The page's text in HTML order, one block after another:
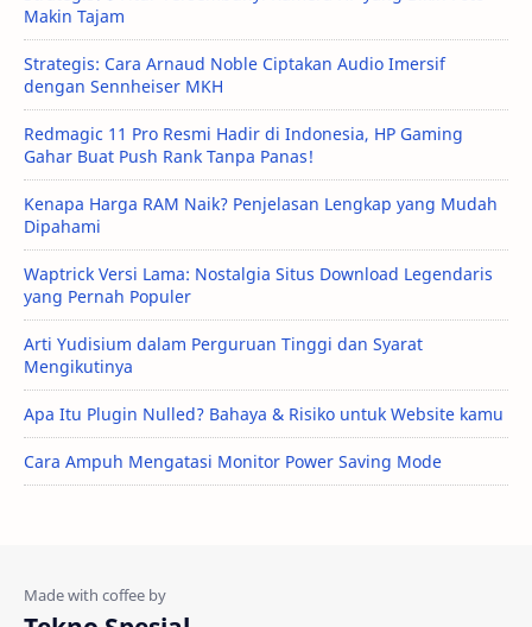
Makin Tajam
Strategis: Cara Arnaud Noble Ciptakan Audio Imersif
dengan Sennheiser MKH
Redmagic 11 Pro Resmi Hadir di Indonesia, HP Gaming
Gahar Buat Push Rank Tanpa Panas!
Kenapa Harga RAM Naik? Penjelasan Lengkap yang Mudah
Dipahami
Waptrick Versi Lama: Nostalgia Situs Download Legendaris
yang Pernah Populer
Arti Yudisium dalam Perguruan Tinggi dan Syarat
Mengikutinya
Apa Itu Plugin Nulled? Bahaya & Risiko untuk Website kamu
Cara Ampuh Mengatasi Monitor Power Saving Mode